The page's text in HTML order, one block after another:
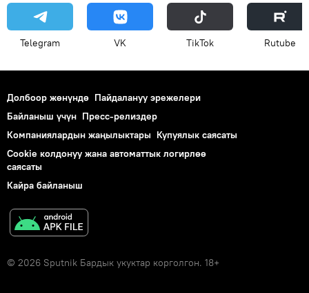
Telegram VK ТikТоk Rutube
Долбоор жөнүндө Пайдалануу эрежелери
Байланыш үчүн Пресс-релиздер
Компаниялардын жаңылыктары Купуялык саясаты
Cookie колдонуу жана автоматтык логирлөө
саясаты
Кайра байланыш
© 2026 Sputnik Бардык укуктар корголгон. 18+